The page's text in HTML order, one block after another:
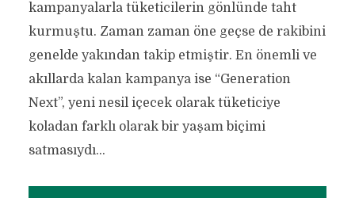
kampanyalarla tüketicilerin gönlünde taht
kurmuştu. Zaman zaman öne geçse de rakibini
genelde yakından takip etmiştir. En önemli ve
akıllarda kalan kampanya ise “Generation
Next”, yeni nesil içecek olarak tüketiciye
koladan farklı olarak bir yaşam biçimi
satmasıydı...